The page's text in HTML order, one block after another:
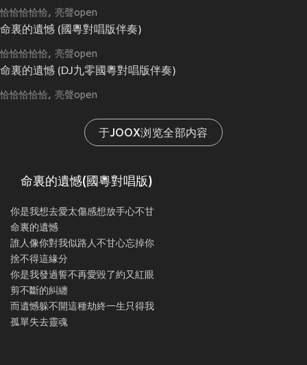
恰恰恰恰恰 亮聲open
命裏的遺憾 (國粵對唱版伴奏)
恰恰恰恰恰 亮聲open
命裏的遺憾 (DJ九零國粵對唱版伴奏)
恰恰恰恰恰 亮聲open
于JOOX浏览全部内容
命裏的遺憾(國粵對唱版)
你是我想去愛太傷感想放手心不甘
命裏的遺憾
誰人像你對我似路人不甘心忘掉你
捨不得這緣分
你是我發過誓不再愛毀了約又紅眼
剪不斷的糾纏
而遺憾躲不開這種劫終一生只得我
孤單失去靈魂